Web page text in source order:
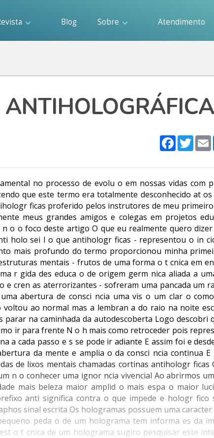
Blog Sobre Atendimento
Facebook
Twitter
no processo de evolu o em nossas vidas com
que este termo era totalmente desconhecido at
ficas proferido pelos instrutores de meu
meus grandes amigos e colegas em projetos
o o foco deste artigo O que eu realmente quero
holo sei l o que antihologr ficas - representou o in
mais profundo do termo proporcionou minha
mentais - frutos de uma forma o t cnica em
r gida des educa o de origem germ nica aliada a
e cren as aterrorizantes - sofreram uma pancada um
abertura de consci ncia uma vis o um clar o
ao normal mas a lembran a do raio na noite
na caminhada da autodescoberta Logo descobri
ir para frente N o h mais como retroceder pois
a cada passo e s se pode ir adiante E assim foi e
da mente e amplia o da consci ncia continua E
de lixos mentais chamadas cortinas antihologr ficas
n o conhecer uma ignor ncia vivencial Ao abrirmos
mais beleza maior amplid o mais espa o maior
anti significa contra o que impede e hologr fico
sinal escrita Os hologramas possuem uma caracter
peda o de um holograma tem informa es da
o t cnica de um holograma sugiro pesquisar este